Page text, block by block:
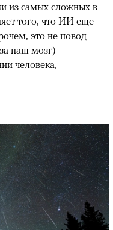
из самых сложных в
того, что ИИ еще
это не повод
за наш мозг) —
человека,